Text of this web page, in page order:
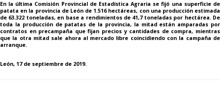
En la última Comisión Provincial de Estadística Agraria se fijó una superficie de
patata en la provincia de León de 1.516 hectáreas, con una producción estimada
de 63.322 toneladas, en base a rendimientos de 41,7 toneladas por hectárea. De
toda la producción de patatas de la provincia, la mitad están amparadas por
contratos en precampaña que fijan precios y cantidades de compra, mientras
que la otra mitad sale ahora al mercado libre coincidiendo con la campaña de
arranque.
León, 17 de septiembre de 2019.